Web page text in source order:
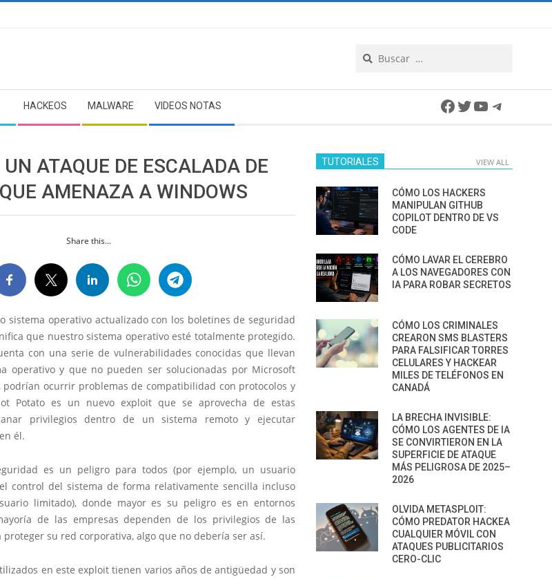
HACKEOS MALWARE VIDEOS NOTAS Facebook
Twitter
YouTube
UN ATAQUE DE ESCALADA DE
AMENAZA A WINDOWS
Share this...
sistema operativo actualizado con los boletines de seguridad
que nuestro sistema operativo esté totalmente protegido.
con una serie de vulnerabilidades conocidas que llevan
operativo y que no pueden ser solucionadas por Microsoft
podrían ocurrir problemas de compatibilidad con protocolos y
Potato es un nuevo exploit que se aprovecha de estas
privilegios dentro de un sistema remoto y ejecutar
él.
es un peligro para todos (por ejemplo, un usuario
control del sistema de forma relativamente sencilla incluso
limitado), donde mayor es su peligro es en entornos
de las empresas dependen de los privilegios de las
su red corporativa, algo que no debería ser así.
en este exploit tienen varios años de antigüedad y son
TUTORIALES VIEW ALL
CÓMO LOS HACKERS
MANIPULAN GITHUB
COPILOT DENTRO DE VS
CODE
CÓMO LAVAR EL CEREBRO
A LOS NAVEGADORES CON
IA PARA ROBAR SECRETOS
CÓMO LOS CRIMINALES
CREARON SMS BLASTERS
PARA FALSIFICAR TORRES
CELULARES Y HACKEAR
MILES DE TELÉFONOS EN
CANADÁ
LA BRECHA INVISIBLE:
CÓMO LOS AGENTES DE IA
SE CONVIRTIERON EN LA
SUPERFICIE DE ATAQUE
MÁS PELIGROSA DE 2025–
2026
OLVIDA METASPLOIT:
CÓMO PREDATOR HACKEA
CUALQUIER MÓVIL CON
ATAQUES PUBLICITARIOS
CERO-CLIC